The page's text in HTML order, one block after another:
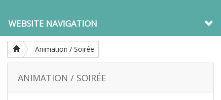
WEBSITE NAVIGATION
Animation / Soirée
ANIMATION / SOIRÉE